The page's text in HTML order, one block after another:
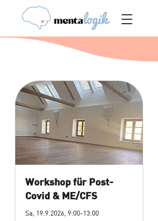
Workshop für Post-
Covid & ME/CFS
Sa, 19.9.2026, 9:00-13:00